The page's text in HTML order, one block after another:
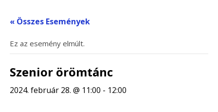
« Összes Események
Ez az esemény elmúlt.
Szenior örömtánc
2024. február 28. @ 11:00 - 12:00